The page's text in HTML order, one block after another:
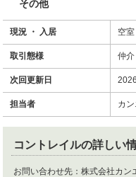
その他
現況 ・ 入居 空
取引態様 仲介
次回更新日
担当者 カ
コントレイルの詳しい
お問い合わせ先： 株式会社カ